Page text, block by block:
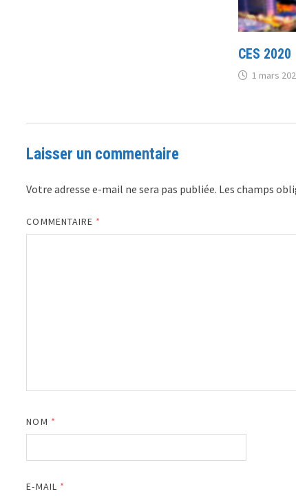
CES 2020
1 mars
Laisser un commentaire
Votre adresse e-mail ne sera pas publiée. Les champs
COMMENTAIRE *
NOM *
E-MAIL *